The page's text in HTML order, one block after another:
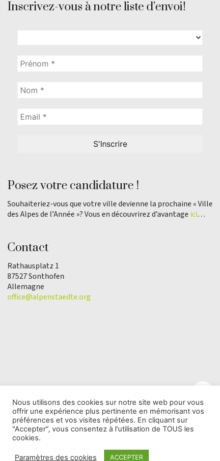
Inscrivez-vous à notre liste d’envoi!
Posez votre candidature !
Souhaiteriez-vous que votre ville devienne la prochaine « Ville
des Alpes de l’Année »? Vous en découvrirez d’avantage ici…
Contact
Rathausplatz 1
87527 Sonthofen
Allemagne
office@alpenstaedte.org
© Copyright 2025 | L'association Ville des Alpes de
l'Année |Protection des données
Nous utilisons des cookies sur notre site web pour vous
offrir une expérience plus pertinente en mémorisant vos
préférences et vos visites répétées. En cliquant sur
"Accepter", vous consentez à l'utilisation de TOUS les
cookies.
Paramètres des cookies ACCEPTER